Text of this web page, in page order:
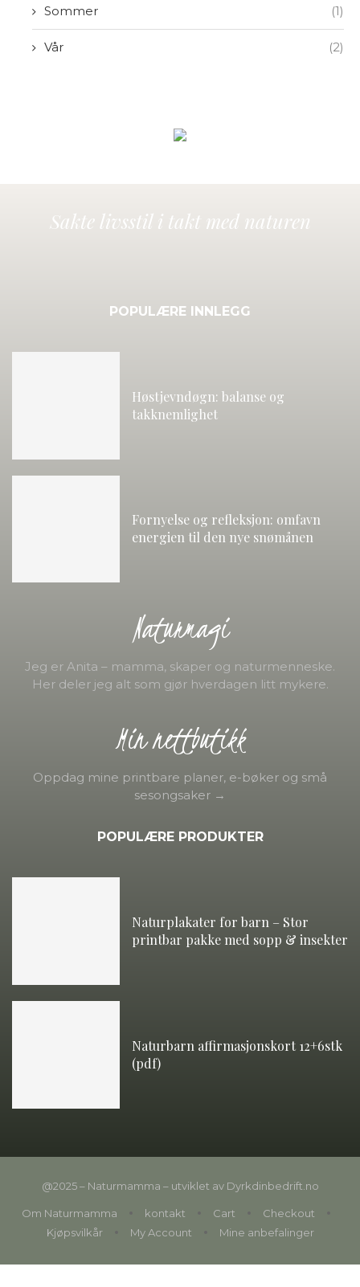
Sommer (1)
Vår (2)
Sakte livsstil i takt med naturen
POPULÆRE INNLEGG
Høstjevndøgn: balanse og
takknemlighet
Fornyelse og refleksjon: omfavn
energien til den nye snømånen
Naturmagi
Jeg er Anita – mamma, skaper og naturmenneske.
Her deler jeg alt som gjør hverdagen litt mykere.
Min nettbutikk
Oppdag mine printbare planer, e-bøker og små
sesongsaker →
POPULÆRE PRODUKTER
Naturplakater for barn – Stor
printbar pakke med sopp & insekter
Naturbarn affirmasjonskort 12+6stk
(pdf)
@2025 – Naturmamma – utviklet av Dyrkdinbedrift.no
Om Naturmamma kontakt Cart
Checkout
Kjøpsvilkår
My Account Mine anbefalinger